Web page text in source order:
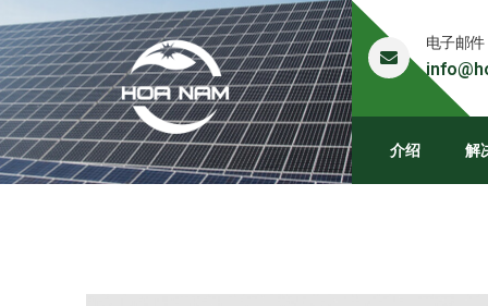
电子邮件
介绍 解